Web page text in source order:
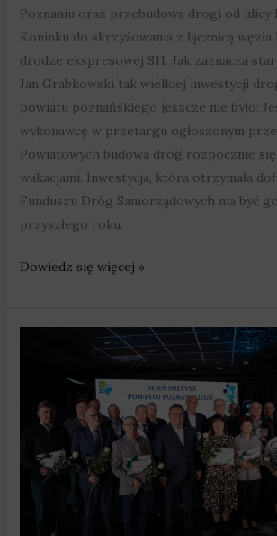
Poznaniu oraz przebudowa drogi od ulicy
Koninku do skrzyżowania z łącznicą
drodze ekspresowej S11. Jak zaznacza
Jan Grabkowski tak wielkiej inwestycji
powiatu poznańskiego jeszcze nie było:
wykonawcę w przetargu ogłoszonym
Powiatowych budowa dróg rozpocznie
wakacjami. Inwestycja, która otrzymała
Funduszu Dróg Samorządowych ma być
przyszłego roku.
Dowiedz się więcej »
gospodarzy
wsi”